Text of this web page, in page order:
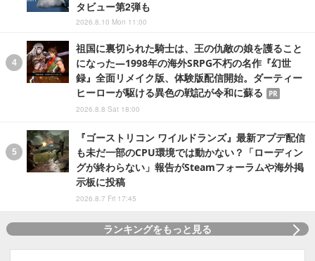
タビュー第2弾も
2026.8.10 Mon 11:00
祖国に裏切られた騎士は、王の仇敵の娘を護ること
になった―1998年の海外SRPG不朽の名作『幻世
録』全面リメイク版、体験版配信開始。ダーティー
ヒーローが駆ける異色の戦記が令和に蘇る
PR
2026.8.8 Sat 18:00
『ゴーストリコン ワイルドランズ』最新アプデ配信
も未だ一部のCPU環境では動かない？「ローディン
グが終わらない」報告がSteamフォーラムや海外掲
示板に投稿
2026.8.7 Fri 17:45
ランキングをもっと見る